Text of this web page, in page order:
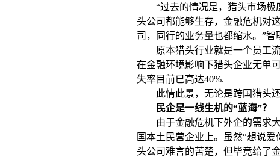
“过去的情况是，猎头市场极
头公司都能够生存，金融危机对
司，同行的业务量也都缩水。”智
原本猎头行业就是一个员工流
在金融环境影响下猎头企业无单
失率目前已高达40%.
此情此景，无论是跨国猎头还
民企是一线生机的“蓝海”？
由于金融危机下外企的需求大
国本土民营企业上。虽然“想说
头公司难言的苦楚，但毕竟给了